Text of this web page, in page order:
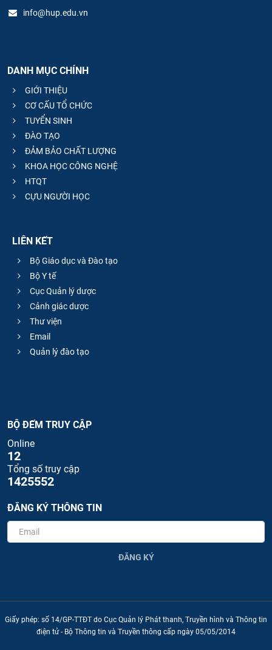
info@hup.edu.vn
DANH MỤC CHÍNH
GIỚI THIỆU
CƠ CẤU TỔ CHỨC
TUYỂN SINH
ĐÀO TẠO
ĐẢM BẢO CHẤT LƯỢNG
KHOA HỌC CÔNG NGHỆ
HTQT
CỰU NGƯỜI HỌC
LIÊN KẾT
Bộ Giáo dục và Đào tạo
Bộ Y tế
Cục Quản lý dược
Cảnh giác dược
Thư viện
Email
Quản lý đào tạo
BỘ ĐẾM TRUY CẬP
Online
12
Tổng số truy cập
1425552
ĐĂNG KÝ THÔNG TIN
ĐĂNG KÝ
Giấy phép: số 14/GP-TTĐT do Cục Quản lý Phát thanh, Truyền hình và Thông tin
điện tử - Bộ Thông tin và Truyền thông cấp ngày 05/05/2014